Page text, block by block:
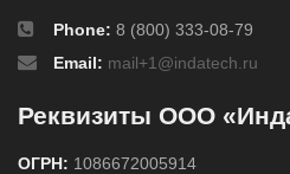
Phone: 8 (800) 333-08-79
Email: mail+1@indatech.ru
Реквизиты ООО
ОГРН: 1086672005914